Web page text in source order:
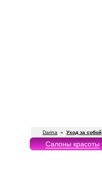
Darina » Уход за собой
Салоны красоты